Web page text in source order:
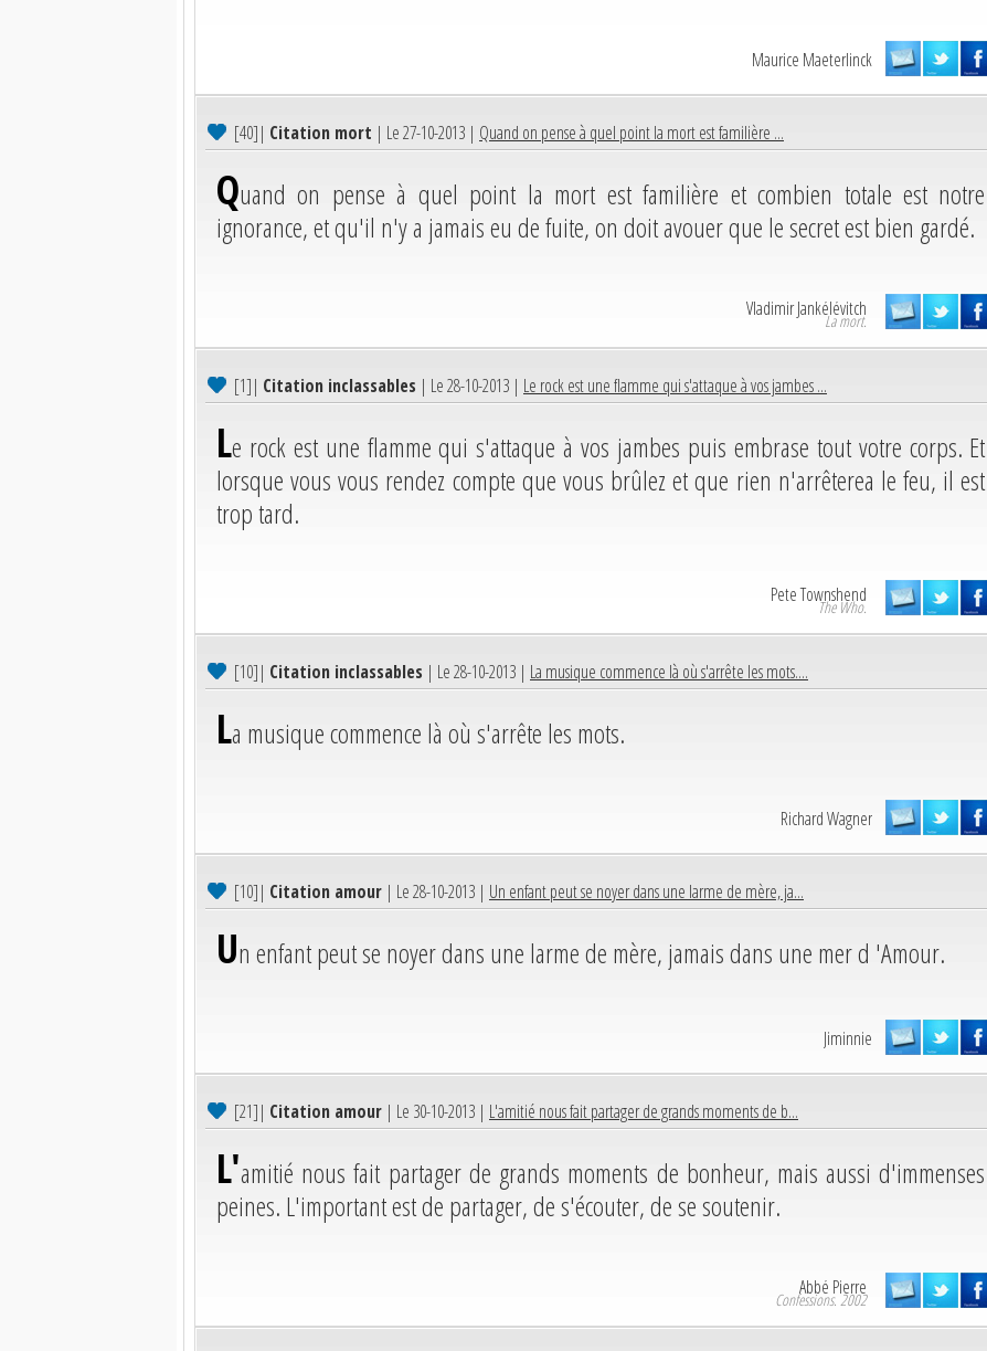
Maurice Maeterlinck
[40]| Citation mort | Le 27-10-2013 | Quand on pense à quel point la mort est familière ...
Quand on pense à quel point la mort est familière et combien totale est notre
ignorance, et qu'il n'y a jamais eu de fuite, on doit avouer que le secret est bien gardé.
Vladimir Jankélévitch
La mort.
[1]| Citation inclassables | Le 28-10-2013 | Le rock est une flamme qui s'attaque à vos jambes ...
Le rock est une flamme qui s'attaque à vos jambes puis embrase tout votre corps. Et
lorsque vous vous rendez compte que vous brûlez et que rien n'arrêterea le feu, il est
trop tard.
Pete Townshend
The Who.
[10]| Citation inclassables | Le 28-10-2013 | La musique commence là où s'arrête les mots....
La musique commence là où s'arrête les mots.
Richard Wagner
[10]| Citation amour | Le 28-10-2013 | Un enfant peut se noyer dans une larme de mère, ja...
Un enfant peut se noyer dans une larme de mère, jamais dans une mer d 'Amour.
Jiminnie
[21]| Citation amour | Le 30-10-2013 | L'amitié nous fait partager de grands moments de b...
L'amitié nous fait partager de grands moments de bonheur, mais aussi d'immenses
peines. L'important est de partager, de s'écouter, de se soutenir.
Abbé Pierre
Confessions. 2002